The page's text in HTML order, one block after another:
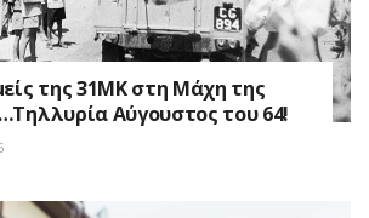
της 31ΜΚ στη Mάχη της
Αύγουστος του 64!